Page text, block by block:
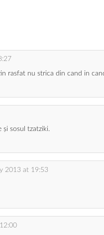
rasfat nu strica din cand in
și sosul tzatziki.
2013 at 19:53